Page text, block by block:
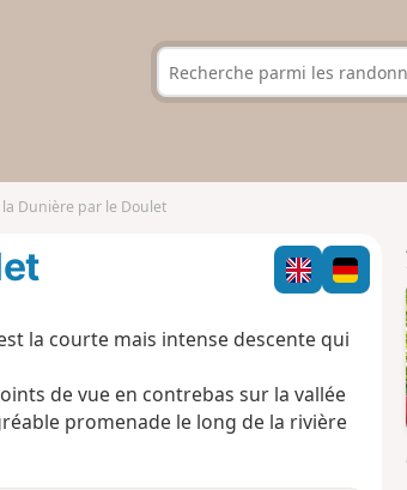
Dunière par le Doulet
la courte mais intense descente qui
de vue en contrebas sur la vallée
promenade le long de la rivière